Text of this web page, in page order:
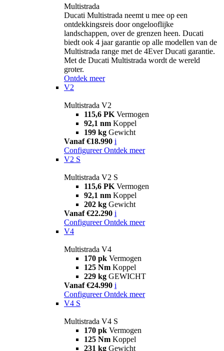
Multistrada
Ducati Multistrada neemt u mee op een
ontdekkingsreis door ongelooflijke
landschappen, over de grenzen heen. Ducati
biedt ook 4 jaar garantie op alle modellen van de
Multistrada range met de 4Ever Ducati garantie.
Met de Ducati Multistrada wordt de wereld
groter.
Ontdek meer
V2
Multistrada V2
115,6 PK Vermogen
92,1 nm Koppel
199 kg Gewicht
Vanaf €18.990 i
Configureer Ontdek meer
V2 S
Multistrada V2 S
115,6 PK Vermogen
92,1 nm Koppel
202 kg Gewicht
Vanaf €22.290 i
Configureer Ontdek meer
V4
Multistrada V4
170 pk Vermogen
125 Nm Koppel
229 kg GEWICHT
Vanaf €24.990 i
Configureer Ontdek meer
V4 S
Multistrada V4 S
170 pk Vermogen
125 Nm Koppel
231 kg Gewicht